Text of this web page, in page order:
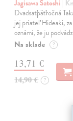
Jagisawa Satoshi |
Dvadsaťpäťročná
jej priateľ Hideaki,
oznámi, že ju
Na sklade ?
13,71 €
14,90 € ?